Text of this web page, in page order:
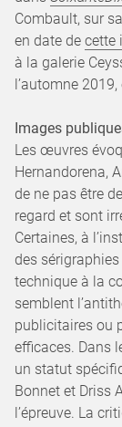
Combault, sur
en date de cette
à la galerie
l’automne
Images
Les œuvres
Hernandorena,
de ne pas être
regard et sont
Certaines, à
des
technique à la
semblent
publicitaires ou
efficaces. Dans
un statut
Bonnet et Driss
l’épreuve. La